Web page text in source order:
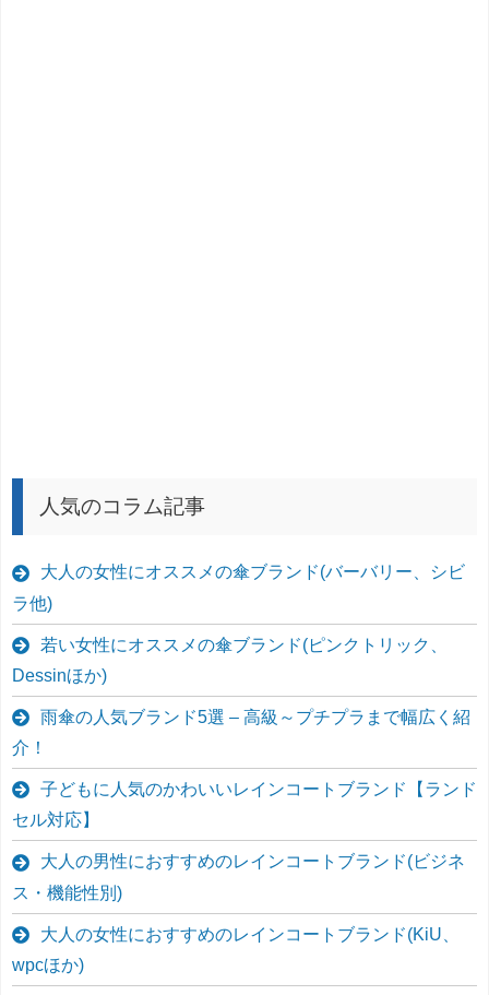
人気のコラム記事
大人の女性にオススメの傘ブランド(バーバリー、シビ
ラ他)
若い女性にオススメの傘ブランド(ピンクトリック、
Dessinほか)
雨傘の人気ブランド5選 – 高級～プチプラまで幅広く紹
介！
子どもに人気のかわいいレインコートブランド【ランド
セル対応】
大人の男性におすすめのレインコートブランド(ビジネ
ス・機能性別)
大人の女性におすすめのレインコートブランド(KiU、
wpcほか)